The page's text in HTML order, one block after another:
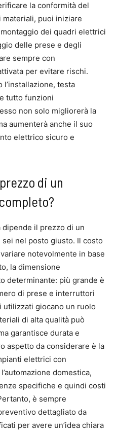
la conformità del
puoi iniziare
dei quadri elettrici
delle prese e degli
sempre con
per evitare rischi.
l’installazione, testa
tutto funzioni
non solo migliorerà la
aumenterà anche il suo
elettrico sicuro e
di un
dipende il prezzo di un
nel posto giusto. Il costo
notevolmente in base
la dimensione
determinante: più grande è
di prese e interruttori
utilizzati giocano un ruolo
di alta qualità può
garantisce durata e
aspetto da considerare è la
elettrici con
domestica,
specifiche e quindi costi
è sempre
dettagliato da
per avere un’idea chiara